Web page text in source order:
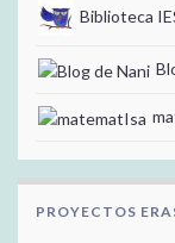
Biblioteca
PROYECTOS